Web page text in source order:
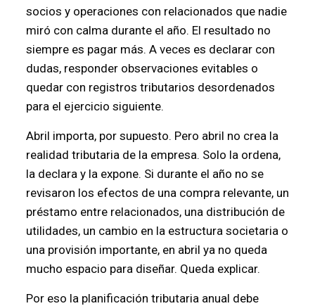
socios y operaciones con relacionados que nadie
miró con calma durante el año. El resultado no
siempre es pagar más. A veces es declarar con
dudas, responder observaciones evitables o
quedar con registros tributarios desordenados
para el ejercicio siguiente.
Abril importa, por supuesto. Pero abril no crea la
realidad tributaria de la empresa. Solo la ordena,
la declara y la expone. Si durante el año no se
revisaron los efectos de una compra relevante, un
préstamo entre relacionados, una distribución de
utilidades, un cambio en la estructura societaria o
una provisión importante, en abril ya no queda
mucho espacio para diseñar. Queda explicar.
Por eso la planificación tributaria anual debe